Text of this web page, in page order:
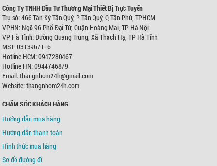
VP Hà Nội:
Địa chỉ:Ngõ 96 Phố Đại Từ, Quận Hoàng Mai, TP Hà Nội
Điện thoại:0944746879
Ngân hàng Ngoại thương Việt Nam
Chi nhánh:Chi nhánh Hùng Vương
Chủ TK:Công ty TNHH Đầu Tư TM Thiết Bị Trực Tuyến
Số TK:0421000489933
Chủ TK:
Số TK:
Công Ty TNHH Đầu Tư Thương Mại Thiết Bị Trực Tuyến
Trụ sở: 466 Tân Kỳ Tân Quý, P Tân Quý, Q Tân Phú, TPHCM
VPHN: Ngõ 96 Phố Đại Từ, Quận Hoàng Mai, TP Hà Nội
VP Hà Tĩnh: Đường Quang Trung, Xã Thạch Hạ, TP Hà Tĩnh
MST: 0313967116
Hotline HCM: 0947280467
Hotline HN: 0944746879
Email: thangnhom24h@gmail.com
Website: thangnhom24h.com
CHĂM SÓC KHÁCH HÀNG
Hướng dẫn mua hàng
Hướng dẫn thanh toán
Hình thức mua hàng
Sơ đồ đường đi